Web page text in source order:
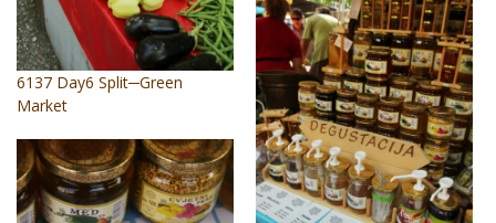
6137 Day6 Split─Green
Market